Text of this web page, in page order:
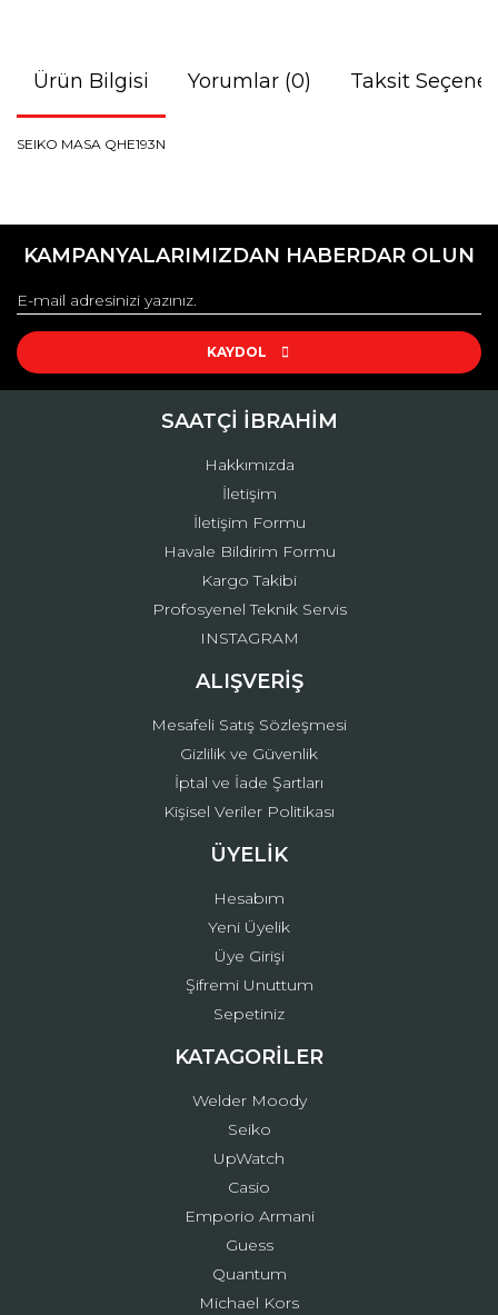
Ürün Bilgisi Yorumlar (0) Taksit
SEIKO MASA QHE193N
konularda yetersiz gördüğünüz noktaları öneri formunu
Görüş ve önerileriniz için teşekkür ederiz.
Ürün resmi kalitesiz, bozuk veya görüntülenemiyor.
Ürün açıklamasında eksik bilgiler bulunuyor.
Ürün fiyatı diğer sitelerden daha pahalı.
Gönder
KAMPANYALARIMIZDAN HABERDAR OLUN
KAYDOL
SAATÇİ İBRAHİM
Hakkımızda
İletişim
İletişim Formu
Havale Bildirim Formu
Kargo Takibi
Profosyenel Teknik Servis
INSTAGRAM
ALIŞVERİŞ
Mesafeli Satış Sözleşmesi
Gizlilik ve Güvenlik
İptal ve İade Şartları
Kişisel Veriler Politikası
ÜYELİK
Hesabım
Yeni Üyelik
Üye Girişi
Şifremi Unuttum
Sepetiniz
KATAGORİLER
Welder Moody
Seiko
UpWatch
Casio
Emporio Armani
Guess
Quantum
Michael Kors